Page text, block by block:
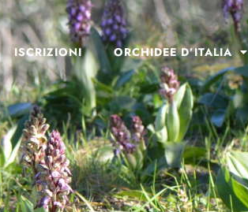
ISCRIZIONI ORCHIDEE D’ITALIA